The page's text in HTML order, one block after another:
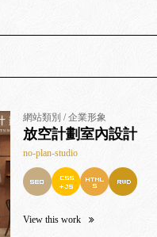
網站類別 / 企業形象
放空計劃室內設計
no-plan-studio
View this work